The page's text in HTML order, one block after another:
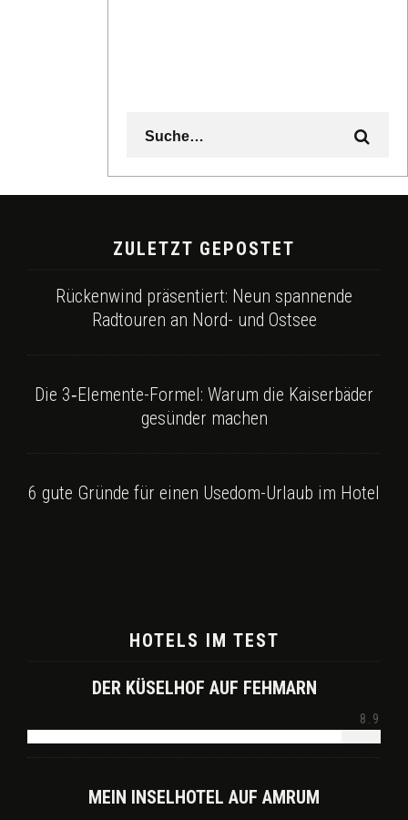
ZULETZT GEPOSTET
Rückenwind präsentiert: Neun spannende
Radtouren an Nord- und Ostsee
Die 3‑Elemente-Formel: Warum die Kaiserbäder
gesünder machen
6 gute Gründe für einen Usedom-Urlaub im Hotel
HOTELS IM TEST
DER KÜSELHOF AUF FEHMARN
8.9
MEIN INSELHOTEL AUF AMRUM